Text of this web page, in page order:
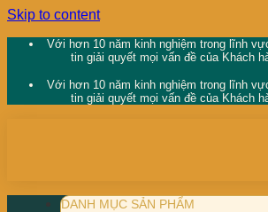
Skip to content
Với hơn 10 năm kinh nghiệm trong lĩnh
tin giải quyết mọi vấn đề của Khách
Với hơn 10 năm kinh nghiệm trong lĩnh
tin giải quyết mọi vấn đề của Khách
DANH MỤC SẢN PHẨM